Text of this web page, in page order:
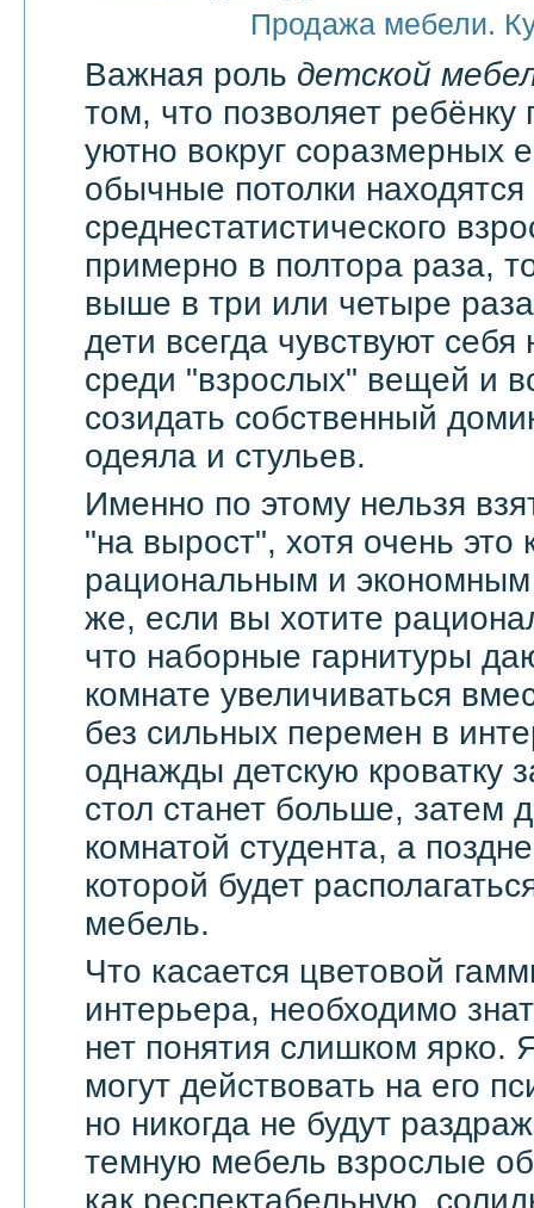
Продажа мебели.
Важная роль детской
том, что позволяет ребёнку
уютно вокруг соразмерных
обычные потолки
среднестатистического
примерно в полтора раза,
выше в три или четыре
дети всегда чувствуют
среди "взрослых" вещей и
созидать собственный
одеяла и стульев.
Именно по этому нельзя
"на вырост", хотя очень это
рациональным и экономным
же, если вы хотите
что наборные гарнитуры
комнате увеличиваться
без сильных перемен в
однажды детскую кроватку
стол станет больше, затем
комнатой студента, а
которой будет
мебель.
Что касается цветовой
интерьера, необходимо
нет понятия слишком ярко.
могут действовать на его
но никогда не будут
темную мебель взрослые
как респектабельную,